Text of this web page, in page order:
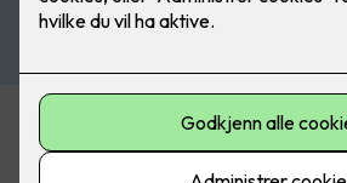
Beregn pris på solceller